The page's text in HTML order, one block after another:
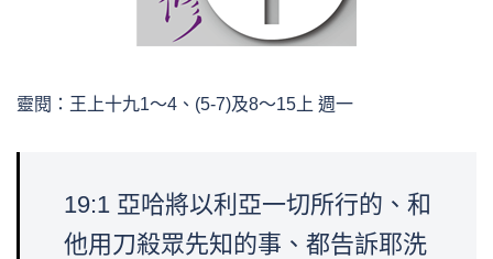
靈閱：王上十九1～4、(5-7)及8～15上 週一
19:1 亞哈將以利亞一切所行的、和
他用刀殺眾先知的事、都告訴耶洗